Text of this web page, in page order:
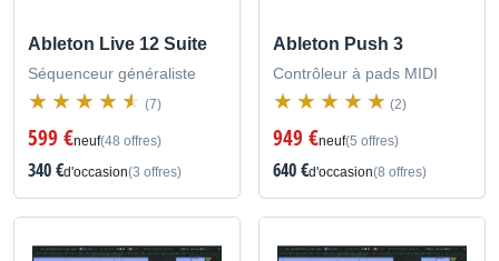
Ableton Live 12 Suite
Séquenceur généraliste
(7)
599 €neuf(48 offres)
340 €d'occasion(3 offres)
Ableton Push 3
Contrôleur à pads MIDI
(2)
949 €neuf(5 offres)
640 €d'occasion(8 offres)